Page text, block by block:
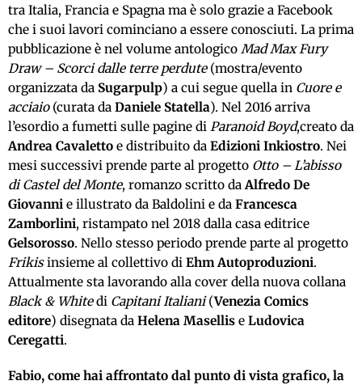
tra Italia, Francia e Spagna ma è solo grazie a Facebook
che i suoi lavori cominciano a essere conosciuti. La prima
pubblicazione è nel volume antologico Mad Max Fury
Draw – Scorci dalle terre perdute(mostra/evento
organizzata da Sugarpulp) a cui segue quella in Cuore e
acciaio (curata da Daniele Statella). Nel 2016 arriva
l’esordio a fumetti sulle pagine di Paranoid Boyd,creato da
Andrea Cavaletto e distribuito da Edizioni Inkiostro. Nei
mesi successivi prende parte al progetto Otto – L’abisso
di Castel del Monte, romanzo scritto daAlfredo De
Giovanni e illustrato da Baldolini e da Francesca
Zamborlini, ristampato nel 2018 dalla casa editrice
Gelsorosso. Nello stesso periodo prende parte al progetto
Frikisinsieme al collettivo di Ehm Autoproduzioni.
Attualmente sta lavorando alla cover della nuova collana
Black & Whitedi Capitani Italiani(Venezia Comics
editore) disegnata da Helena Masellis e Ludovica
Ceregatti.
Fabio, come hai affrontato dal punto di vista grafico, la